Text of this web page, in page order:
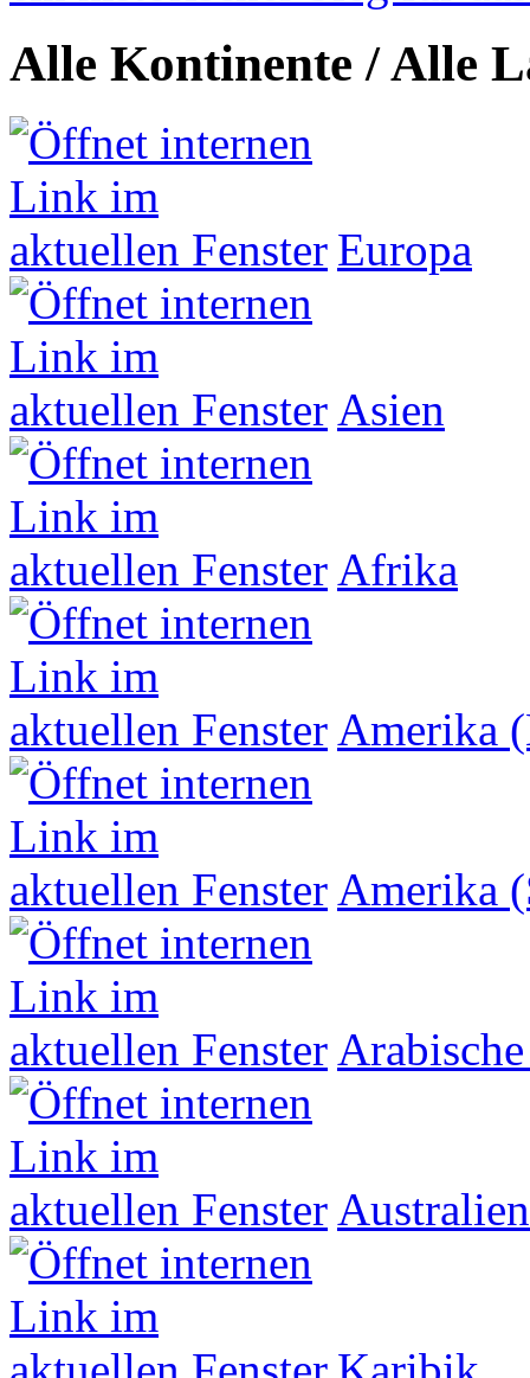
Alle Kontinente / Alle
Europa
Asien
Afrika
Amerika
Amerika
Australien